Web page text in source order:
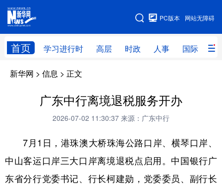
网站无障碍
PC版本
首页 学习进行时 高层 时政 人事 国际 财
网站地图
学习进行时 高层
财经 网评
思客智库 全球连线
科技 科创 量子 体育
文化 书画 健康 军事
访谈 视频 图片 政务
新华网 > 信息 > 正文
广东中行离境退税服务开办
2026-07-02 11:30:37 来源：广东中行
7月1日，港珠澳大桥珠海公路口岸、横琴口岸、
中山客运口岸三大口岸离境退税点启用。中国银行广
东省分行党委书记、行长柯建勋，党委委员、副行长